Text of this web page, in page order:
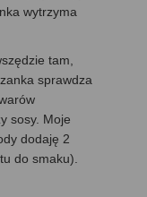
wytrzyma
tam,
sprawdza
sosy. Moje
dodaję 2
do smaku).